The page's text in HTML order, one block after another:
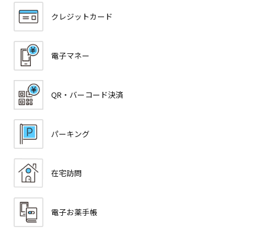
クレジットカード
電子マネー
QR・バーコード決済
パーキング
在宅訪問
電子お薬手帳